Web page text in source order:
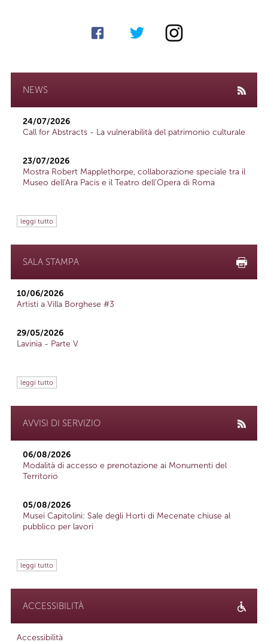
NEWS
24/07/2026
Call for Abstracts - La vulnerabilità del patrimonio culturale
23/07/2026
Mostra Robert Mapplethorpe, collaborazione speciale tra il
Museo dell'Ara Pacis e il Teatro dell'Opera di Roma
leggi tutto
SALA STAMPA
10/06/2026
Artisti a Villa Borghese #3
29/05/2026
Lavinia - Parte V
leggi tutto
AVVISI DI SERVIZIO
06/08/2026
Modalità di accesso e prenotazione ai Monumenti del
Territorio
05/08/2026
Musei Capitolini: Sale degli Horti di Mecenate chiuse al
pubblico per lavori
leggi tutto
ACCESSIBILITÀ
Accessibilità